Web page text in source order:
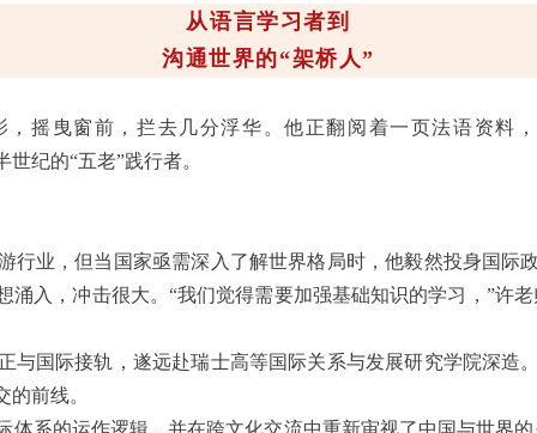
从语言学习者到
沟通世界的“架桥人”
摇曳窗前，拦去几分浮华。他正翻阅着一页法语资料
纪的“五老”践行者。
行业，但当国家亟需深入了解世界格局时，他毅然投身国际
入，冲击很大。“我们觉得需要加强基础知识的学习，”许
与国际接轨，遂远赴瑞士高等国际关系与发展研究学院深造
前线。
体系的运作逻辑，并在跨文化交流中重新审视了中国与世界